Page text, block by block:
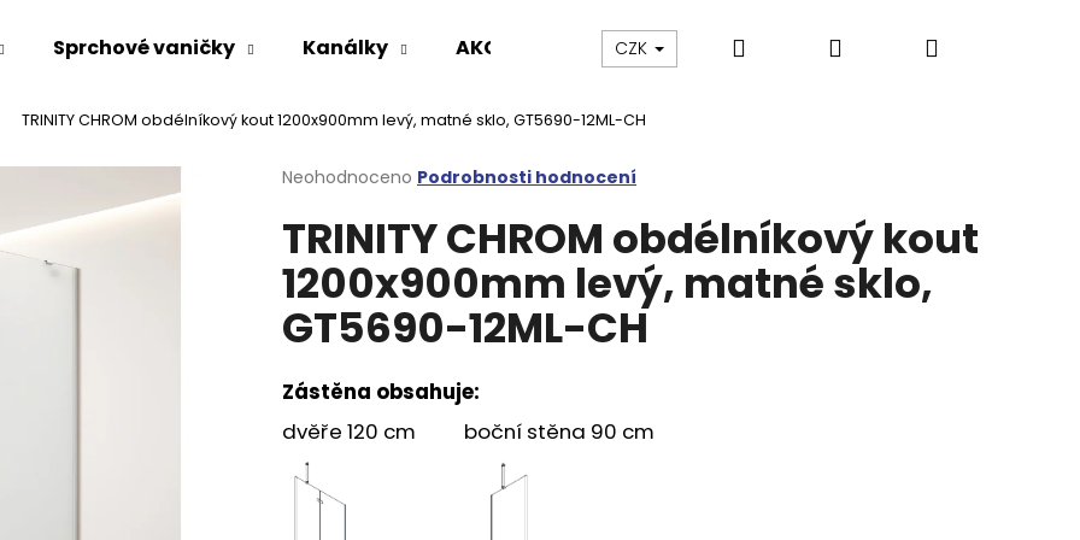
Sprchové vaničky Kanálky AKCE % Výprodej Vany a umyvadla
CZK Hledat PřihlášeníNákupní
TRINITY CHROM obdélníkový kout 1200x900mm levý, matné sklo, GT5690-12ML-CH
Průměrné
produktu
0,0
5
hvězdiček.
Neohodnoceno Podrobnosti hodnocení
TRINITY CHROM obdélníkový kout
1200x900mm levý, matné sklo,
GT5690-12ML-CH
Zástěna obsahuje:
dvěře 120 cm boční stěna 90 cm
Co potřebujete najít?
HLEDAT